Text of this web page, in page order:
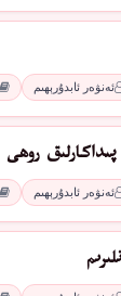
ئەنۋەر ئابدۇرېھىم
روھى
ئەنۋەر ئابدۇرېھىم